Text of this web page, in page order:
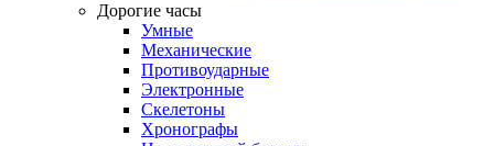
Дорогие часы
Умные
Механические
Противоударные
Электронные
Скелетоны
Хронографы